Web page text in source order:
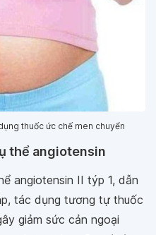
thuốc ức chế men chuyển
thể angiotensin
angiotensin II týp 1, dẫn
tác dụng tương tự thuốc
giảm sức cản ngoại